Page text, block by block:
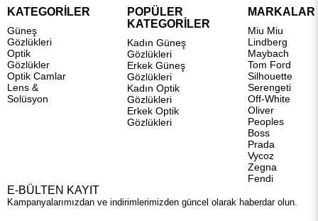
KATEGORİLER
Güneş
Gözlükleri
Optik
Gözlükler
Optik Camlar
Lens &
Solüsyon
POPÜLER
KATEGORİLER
Kadın Güneş
Gözlükleri
Erkek Güneş
Gözlükleri
Kadın Optik
Gözlükleri
Erkek Optik
Gözlükleri
MARKALAR
Miu Miu
Lindberg
Maybach
Tom Ford
Silhouette
Serengeti
Off-White
Oliver
Peoples
Boss
Prada
Vycoz
Zegna
Fendi
E-BÜLTEN KAYIT
Kampanyalarımızdan ve indirimlerimizden güncel olarak haberdar olun.